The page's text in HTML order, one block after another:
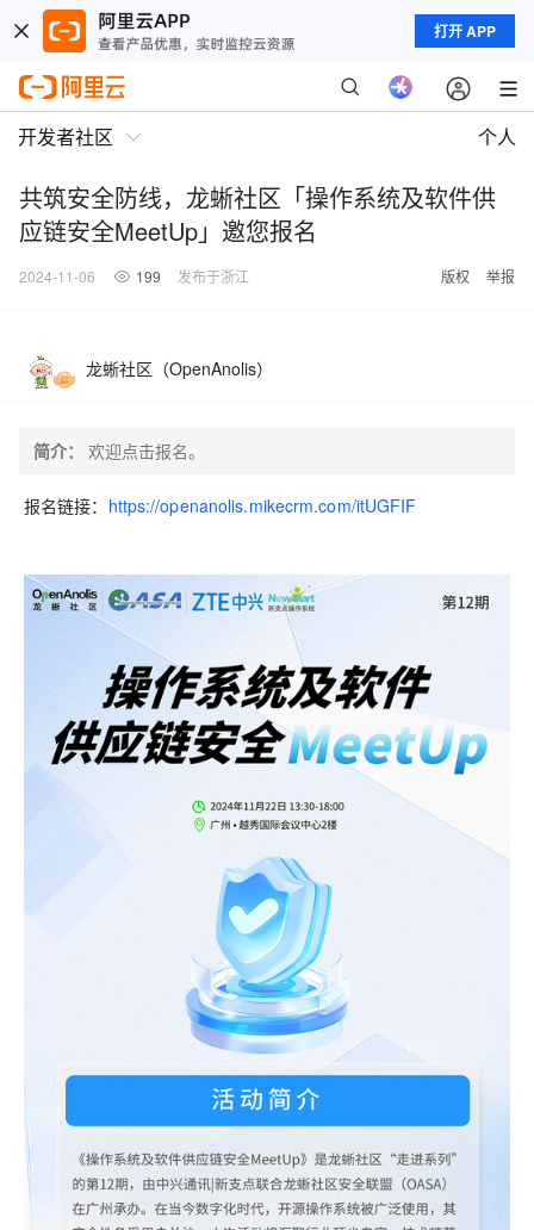
打开 APP
开发者社区 个人
共筑安全防线，龙蜥社区「操作系统及软件供
应链安全MeetUp」邀您报名
2024-11-06 199 发布于浙江 版权 举报
龙蜥社区（OpenAnolis）
简介： 欢迎点击报名。
报名链接： https://openanolis.mikecrm.com/itUGFIF